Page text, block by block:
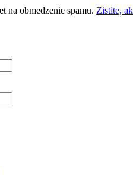
na obmedzenie spamu. Zistite,